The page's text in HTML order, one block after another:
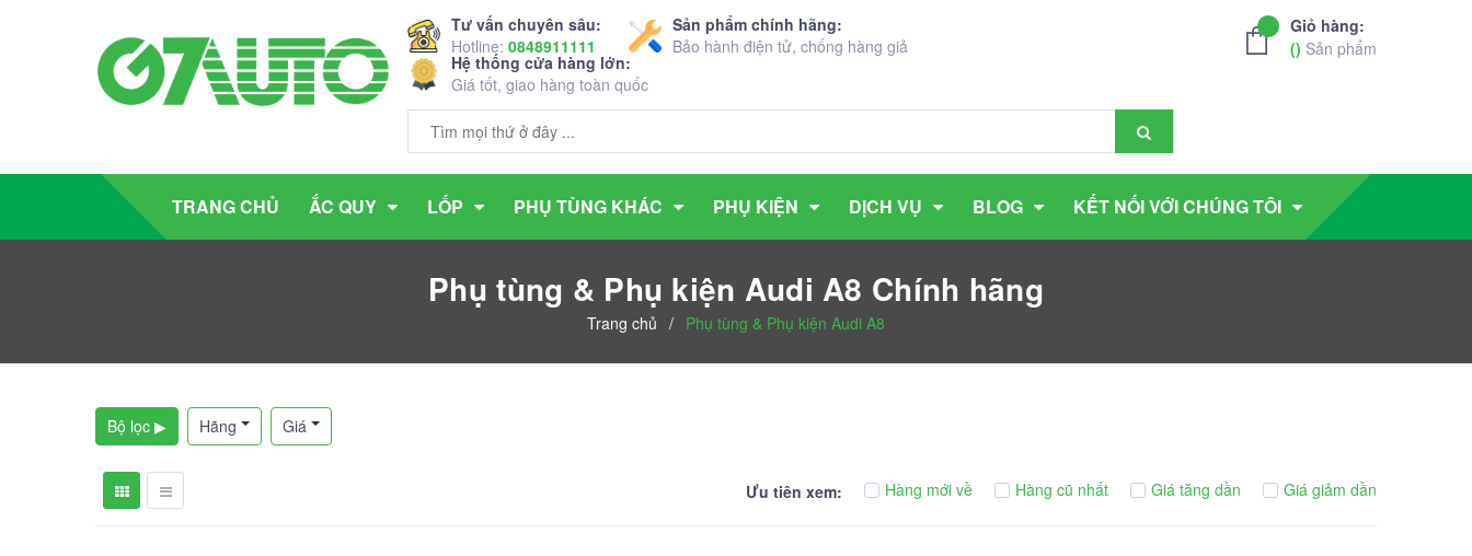
Tư vấn chuyên sâu:
Hotline: 0848911111
Sản phẩm chính hãng:
Bảo hành điện tử, chống hàng giả
Hệ thống cửa hàng lớn:
Giá tốt, giao hàng toàn quốc
Giỏ hàng:
() Sản phẩm
TRANG CHỦ ẮC QUY LỐP PHỤ TÙNG KHÁC PHỤ KIỆN DỊCH VỤ BLOG KẾT NỐI VỚI CHÚNG TÔI
Phụ tùng & Phụ kiện Audi A8 Chính hãng
Trang chủ / Phụ tùng & Phụ kiện Audi A8
Bộ lọc ▶ Hãng Giá
Ưu tiên xem: Hàng mới về Hàng cũ nhất Giá tăng dần Giá giảm dần